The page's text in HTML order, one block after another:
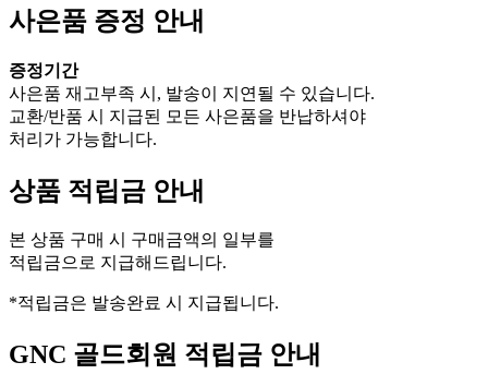
사은품 증정 안내
증정기간
사은품 재고부족 시, 발송이 지연될 수 있습니다.
교환/반품 시 지급된 모든 사은품을 반납하셔야
처리가 가능합니다.
상품 적립금 안내
본 상품 구매 시 구매금액의 일부를
적립금으로 지급해드립니다.
*적립금은 발송완료 시 지급됩니다.
GNC 골드회원 적립금 안내